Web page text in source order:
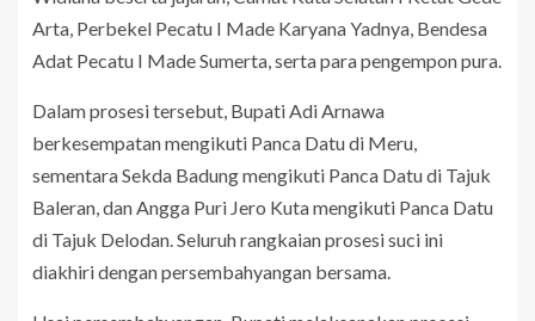
Arta, Perbekel Pecatu I Made Karyana Yadnya, Bendesa
Adat Pecatu I Made Sumerta, serta para pengempon pura.
Dalam prosesi tersebut, Bupati Adi Arnawa
berkesempatan mengikuti Panca Datu di Meru,
sementara Sekda Badung mengikuti Panca Datu di Tajuk
Baleran, dan Angga Puri Jero Kuta mengikuti Panca Datu
di Tajuk Delodan. Seluruh rangkaian prosesi suci ini
diakhiri dengan persembahyangan bersama.